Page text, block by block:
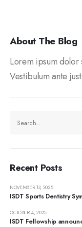
About The Blog
Lorem ipsum
Vestibulum ante
Recent Posts
ISDT Sports Dentistry
NOVEMBER 13, 2025
ISDT Fellowship
OCTOBER 4, 2025